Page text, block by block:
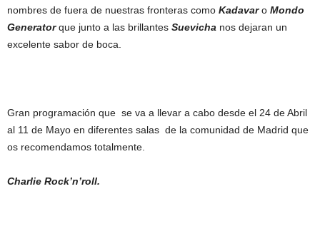
nombres de fuera de nuestras fronteras como Kadavaro Mondo
Generatorque junto a las brillantes Suevicha nos dejaran un
excelente sabor de boca.
Gran programación que se va a llevar a cabo desde el 24 de Abril
al 11 de Mayo en diferentes salas de la comunidad de Madrid que
os recomendamos totalmente.
Charlie Rock’n’roll.